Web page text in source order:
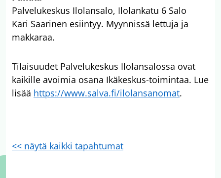
Palvelukeskus Ilolansalo, Ilolankatu 6 Salo
Kari Saarinen esiintyy. Myynnissä lettuja ja
makkaraa.
Tilaisuudet Palvelukeskus Ilolansalossa ovat
kaikille avoimia osana Ikäkeskus-toimintaa. Lue
lisää https://www.salva.fi/ilolansanomat.
<< näytä kaikki tapahtumat